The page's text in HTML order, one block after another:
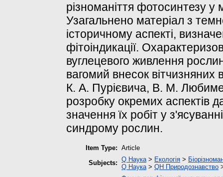
різноманіття фотосинтезу у
Узагальнено матеріал з
історичному аспекті,
фітоіндикації.
вуглецевого живлення
вагомий внесок
К. А. Пурієвича, В. М.
розробку окремих аспектів
значення їх робіт у
синдрому рослин.
Item Type: Article
Subjects: Q Наука> Екологія >
Q Наука> QH Природознавство